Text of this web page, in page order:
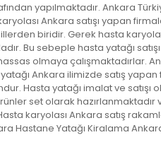
yapılmaktadır. Ankara
Ankara satışı yapan
biridir. Gerek hasta
Bu sebeple hasta yatağı
olmaya çalışmaktadırlar.
Ankara ilimizde satış
Hasta yatağı imalat ve satışı
set olarak hazırlanmaktadır
karyolası Ankara satış
Hastane Yatağı Kiralama